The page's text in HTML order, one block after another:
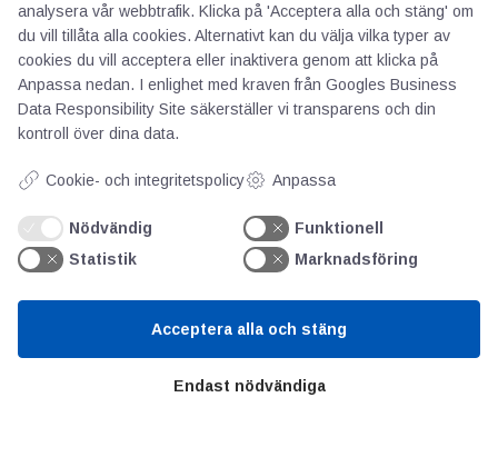
AOTI
Om oss
Kontakt
Kunskapscentrum
analysera vår webbtrafik. Klicka på 'Acceptera alla och stäng' om
du vill tillåta alla cookies. Alternativt kan du välja vilka typer av
cookies du vill acceptera eller inaktivera genom att klicka på
Anpassa nedan. I enlighet med kraven från Googles Business
Data Responsibility Site säkerställer vi transparens och din
kontroll över dina data.
Cookie- och integritetspolicy Anpassa
Nödvändig
Funktionell
Statistik
Marknadsföring
Endast nödvändiga
Acceptera alla och stäng